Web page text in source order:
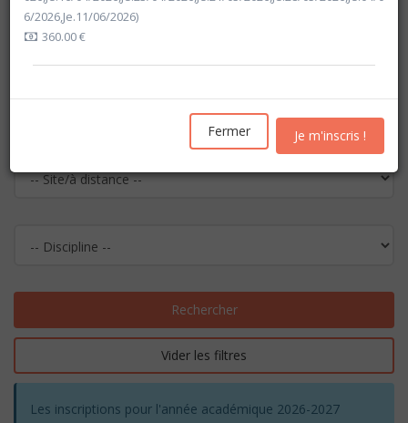
Rechercher
Vider les filtres
Les inscriptions pour l'année académique 2026-2027
6/2026,Je.11/06/2026)
360.00 €
Fermer Je m'inscris !